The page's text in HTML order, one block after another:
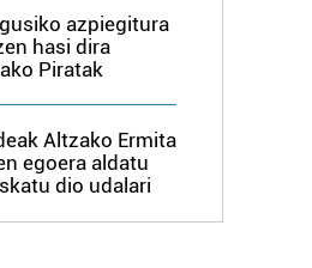
azpiegitura
hasi dira
Piratak
Altzako Ermita
egoera aldatu
dio udalari